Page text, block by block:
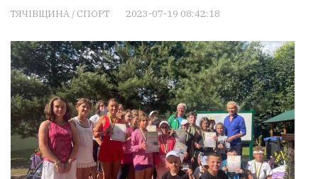
ТЯЧІВЩИНА/ СПОРТ 2023-07-19 08:42:18